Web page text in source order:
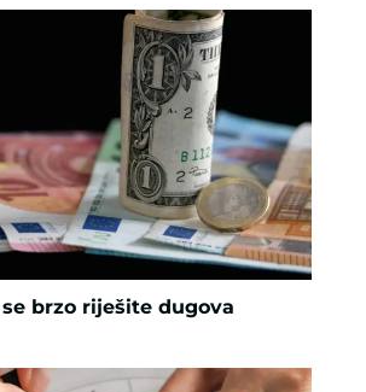
brzo riješite dugova